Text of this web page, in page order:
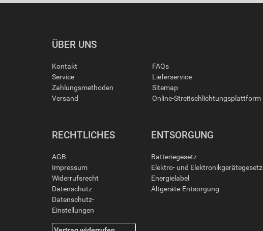
ÜBER UNS
Kontakt
Service
Zahlungsmethoden
Versand
FAQs
Lieferservice
Sitemap
Online-Streitschlichtungsplattform
RECHTLICHES
AGB
Impressum
Widerrufsrecht
Datenschutz
Datenschutz-
Einstellungen
ENTSORGUNG
Batteriegesetz
Elektro- und Elektronikgerätegesetz
Energielabel
Altgeräte-Entsorgung